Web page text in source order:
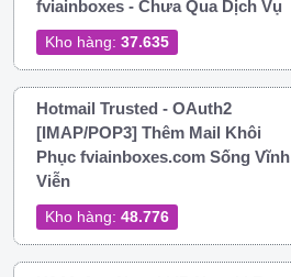
fviainboxes - Chưa Qua Dịch Vụ
Kho hàng: 37.635
Hotmail Trusted - OAuth2
[IMAP/POP3] Thêm Mail Khôi
Phục fviainboxes.com Sống Vĩnh
Viễn
Kho hàng: 48.776